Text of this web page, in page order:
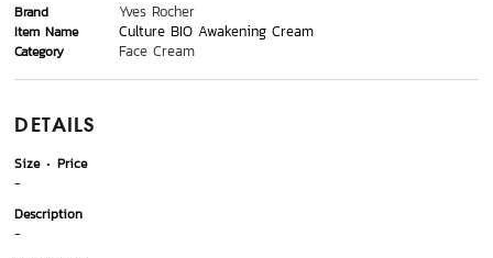
Brand Yves Rocher
Item Name Culture BIO Awakening Cream
Category Face Cream
DETAILS
Size
Price
-
Description
-